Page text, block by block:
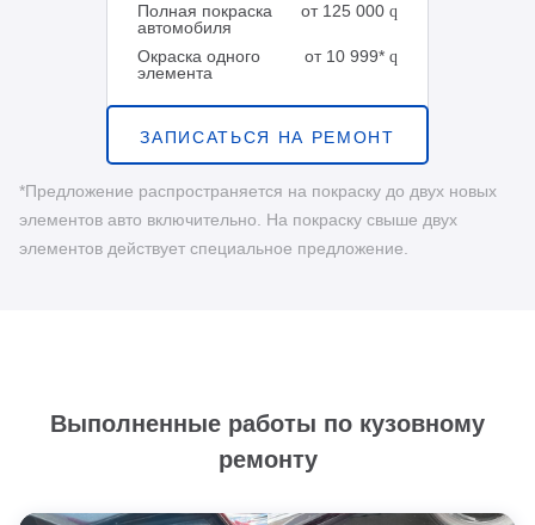
Полная покраска
автомобиля
от 125 000 q
Окраска одного
элемента
от 10 999* q
ЗАПИСАТЬСЯ НА РЕМОНТ
*Предложение распространяется на покраску до двух новых
элементов авто включительно. На покраску свыше двух
элементов действует специальное предложение.
Выполненные работы по кузовному
ремонту